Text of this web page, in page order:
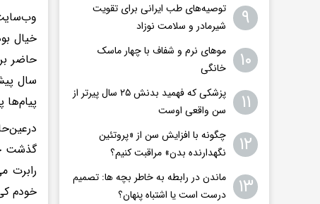
خیال
حاضر
سال
گذشت
رابرت
خودم
۹
توصیه‌های طب ایرانی برای تقویت
شیرمادر و سلامت نوزاد
۱۰
موهای نرم و شفاف با چهار ماسک
خانگی
۱۱
پزشکی که فهمید بدنش ۲۵ سال پیرتر از
سن واقعی اوست
۱۲
چگونه با افزایش سن از «پروتئین
نگهدارنده بدن» مراقبت کنیم؟
۱۳
ماندن در رابطه به خاطر بچه ها: تصمیم
درست است یا اشتباه پنهان؟